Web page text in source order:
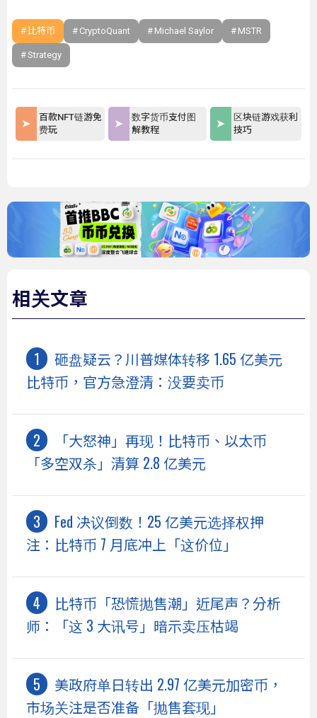
比特币 CryptoQuant Michael Saylor MSTR
Strategy
百款NFT链游免
费玩
数字货币支付图
解教程
区块链游戏获利
技巧
相关文章
砸盘疑云？川普媒体转移 1.65 亿美元
比特币，官方急澄清：没要卖币
「大怒神」再现！比特币、以太币
「多空双杀」清算 2.8 亿美元
Fed 决议倒数！25 亿美元选择权押
注：比特币 7 月底冲上「这价位」
比特币「恐慌抛售潮」近尾声？分析
师：「这 3 大讯号」暗示卖压枯竭
美政府单日转出 2.97 亿美元加密币，
市场关注是否准备「抛售套现」